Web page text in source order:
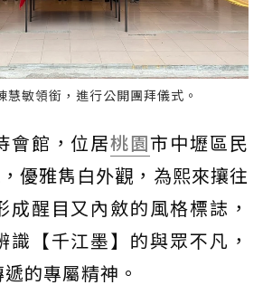
敏領銜，進行公開團拜儀式。
會館，位居桃園市中壢區民
優雅雋白外觀，為熙來攘往
成醒目又內斂的風格標誌，
識【千江墨】的與眾不凡，
的專屬精神。